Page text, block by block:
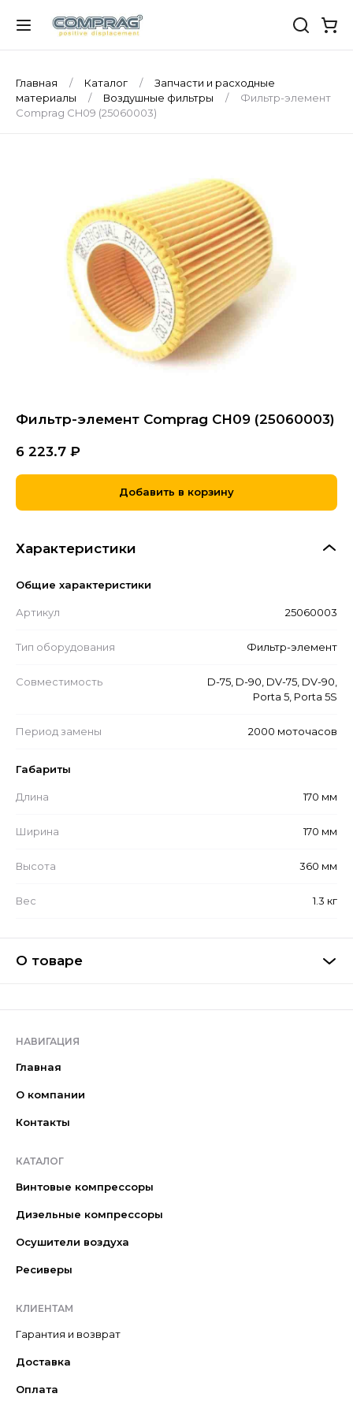
Главная Каталог
Запчасти и расходные
материалы
Воздушные фильтры
Фильтр-элемент
Comprag CH09 (25060003)
Фильтр-элемент Comprag CH09 (25060003)
6 223.7 ₽
Добавить в корзину
Характеристики
Общие характеристики
Артикул 25060003
Тип оборудования Фильтр-элемент
Совместимость
D-75, D-90, DV-75, DV-90,
Porta 5, Porta 5S
Период замены 2000 моточасов
Габариты
Длина 170 мм
Ширина 170 мм
Высота 360 мм
Вес 1.3 кг
О товаре
НАВИГАЦИЯ
Главная
О компании
Контакты
КАТАЛОГ
Винтовые компрессоры
Дизельные компрессоры
Осушители воздуха
Ресиверы
КЛИЕНТАМ
Гарантия и возврат
Доставка
Оплата